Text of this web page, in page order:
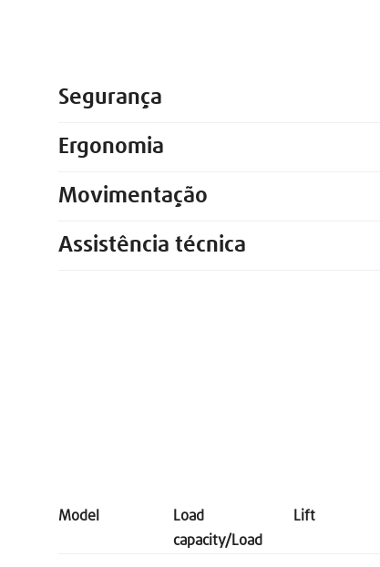
Segurança
Ergonomia
Movimentação
Assistência técnica
Model
Load
capacity/Load
Lift